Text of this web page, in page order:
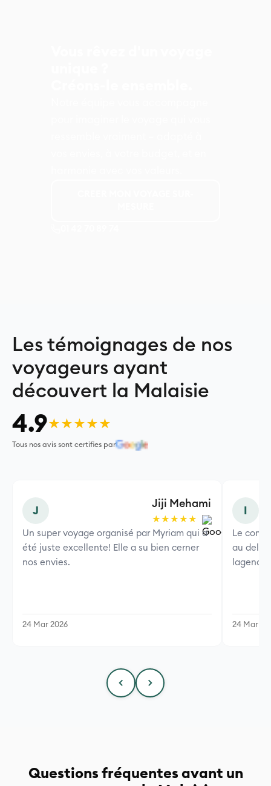
Les témoignages de nos
voyageurs ayant
découvert la Malaisie
4.9★★★★★
Tous nos avis sont certifies par
J
Jiji Mehami
★★★★★
Un super voyage organisé par Myriam qui a
été juste excellente! Elle a su bien cerner
nos envies.
24 Mar 2026
Le
au delà
lagence
24 Mar
Questions fréquentes avant un